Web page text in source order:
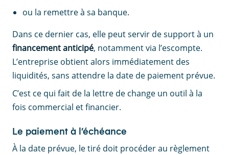
ou la remettre à sa banque.
Dans ce dernier cas, elle peut servir de support à un
financement anticipé, notamment via l’escompte.
L’entreprise obtient alors immédiatement des
liquidités, sans attendre la date de paiement prévue.
C’est ce qui fait de la lettre de change un outil à la
fois commercial et financier.
Le paiement à l’échéance
À la date prévue, le tiré doit procéder au règlement